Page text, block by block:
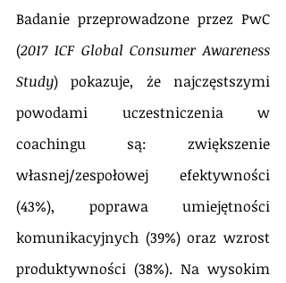
Badanie przeprowadzone przez PwC
(2017 ICF Global Consumer Awareness
Study) pokazuje, że najczęstszymi
powodami uczestniczenia w
coachingu są: zwiększenie
własnej/zespołowej efektywności
(43%), poprawa umiejętności
komunikacyjnych (39%) oraz wzrost
produktywności (38%). Na wysokim